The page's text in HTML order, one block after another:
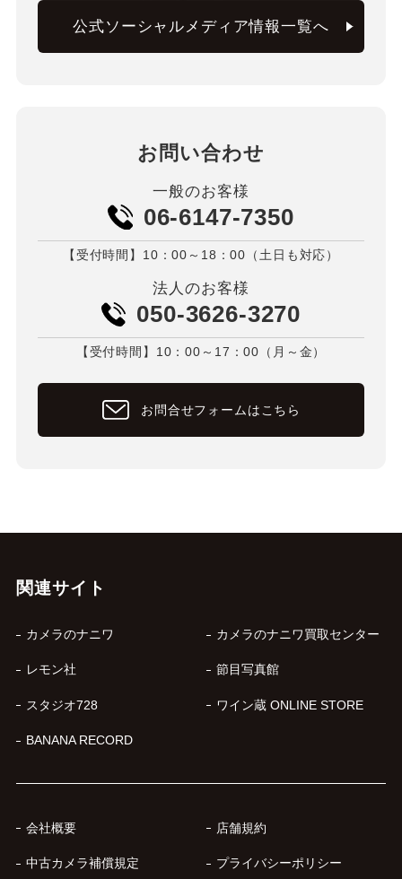
公式ソーシャルメディア情報一覧へ
お問い合わせ
一般のお客様
06-6147-7350
【受付時間】10：00～18：00（土日も対応）
法人のお客様
050-3626-3270
【受付時間】10：00～17：00（月～金）
お問合せフォームはこちら
関連サイト
カメラのナニワ カメラのナニワ買取センター
レモン社 節目写真館
スタジオ728 ワイン蔵 ONLINE STORE
BANANA RECORD
会社概要 店舗規約
中古カメラ補償規定 プライバシーポリシー